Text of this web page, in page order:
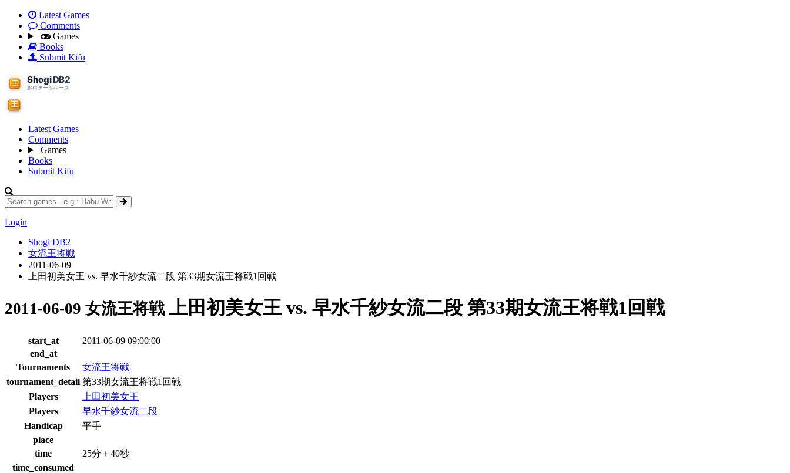
Latest Games
Comments
Games
Books
Submit Kifu
Latest Games
Comments
Games
Books
Submit Kifu
Login
Shogi DB2
女流王将戦
2011-06-09
上田初美女王 vs. 早水千紗女流二段 第33期女流王将戦1回戦
2011-06-09 女流王将戦 上田初美女王 vs. 早水千紗女流二段 第33期女流王将戦1回戦
start_at
2011-06-09 09:00:00
end_at
Tournaments
女流王将戦
tournament_detail 第33期女流王将戦1回戦
Players
上田初美女王
Players
早水千紗女流二段
Handicap
平手
place
time
25分＋40秒
time_consumed